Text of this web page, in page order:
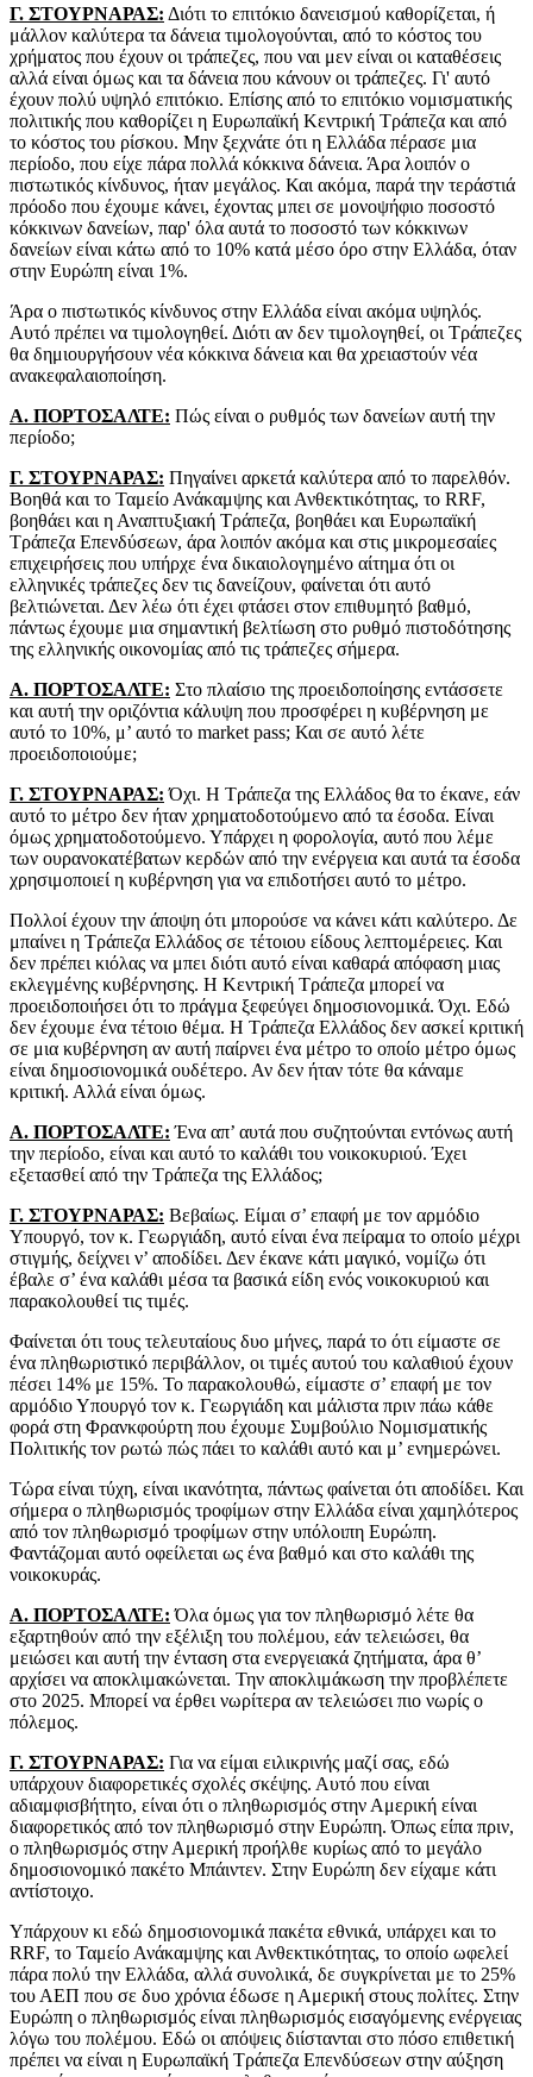
Γ. ΣΤΟΥΡΝΑΡΑΣ: Διότι το επιτόκιο δανεισμού καθορίζεται, ή
μάλλον καλύτερα τα δάνεια τιμολογούνται, από το κόστος του
χρήματος που έχουν οι τράπεζες, που ναι μεν είναι οι καταθέσεις
αλλά είναι όμως και τα δάνεια που κάνουν οι τράπεζες. Γι' αυτό
έχουν πολύ υψηλό επιτόκιο. Επίσης από το επιτόκιο νομισματικής
πολιτικής που καθορίζει η Ευρωπαϊκή Κεντρική Τράπεζα και από
το κόστος του ρίσκου. Μην ξεχνάτε ότι η Ελλάδα πέρασε μια
περίοδο, που είχε πάρα πολλά κόκκινα δάνεια. Άρα λοιπόν ο
πιστωτικός κίνδυνος, ήταν μεγάλος. Και ακόμα, παρά την τεράστιά
πρόοδο που έχουμε κάνει, έχοντας μπει σε μονοψήφιο ποσοστό
κόκκινων δανείων, παρ' όλα αυτά το ποσοστό των κόκκινων
δανείων είναι κάτω από το 10% κατά μέσο όρο στην Ελλάδα, όταν
στην Ευρώπη είναι 1%.
Άρα ο πιστωτικός κίνδυνος στην Ελλάδα είναι ακόμα υψηλός.
Αυτό πρέπει να τιμολογηθεί. Διότι αν δεν τιμολογηθεί, οι Τράπεζες
θα δημιουργήσουν νέα κόκκινα δάνεια και θα χρειαστούν νέα
ανακεφαλαιοποίηση.
Α. ΠΟΡΤΟΣΑΛΤΕ: Πώς είναι ο ρυθμός των δανείων αυτή την
περίοδο;
Γ. ΣΤΟΥΡΝΑΡΑΣ: Πηγαίνει αρκετά καλύτερα από το παρελθόν.
Βοηθά και το Ταμείο Ανάκαμψης και Ανθεκτικότητας, το RRF,
βοηθάει και η Αναπτυξιακή Τράπεζα, βοηθάει και Ευρωπαϊκή
Τράπεζα Επενδύσεων, άρα λοιπόν ακόμα και στις μικρομεσαίες
επιχειρήσεις που υπήρχε ένα δικαιολογημένο αίτημα ότι οι
ελληνικές τράπεζες δεν τις δανείζουν, φαίνεται ότι αυτό
βελτιώνεται. Δεν λέω ότι έχει φτάσει στον επιθυμητό βαθμό,
πάντως έχουμε μια σημαντική βελτίωση στο ρυθμό πιστοδότησης
της ελληνικής οικονομίας από τις τράπεζες σήμερα.
Α. ΠΟΡΤΟΣΑΛΤΕ: Στο πλαίσιο της προειδοποίησης εντάσσετε
και αυτή την οριζόντια κάλυψη που προσφέρει η κυβέρνηση με
αυτό το 10%, μ’ αυτό το market pass; Και σε αυτό λέτε
προειδοποιούμε;
Γ. ΣΤΟΥΡΝΑΡΑΣ: Όχι. Η Τράπεζα της Ελλάδος θα το έκανε, εάν
αυτό το μέτρο δεν ήταν χρηματοδοτούμενο από τα έσοδα. Είναι
όμως χρηματοδοτούμενο. Υπάρχει η φορολογία, αυτό που λέμε
των ουρανοκατέβατων κερδών από την ενέργεια και αυτά τα έσοδα
χρησιμοποιεί η κυβέρνηση για να επιδοτήσει αυτό το μέτρο.
Πολλοί έχουν την άποψη ότι μπορούσε να κάνει κάτι καλύτερο. Δε
μπαίνει η Τράπεζα Ελλάδος σε τέτοιου είδους λεπτομέρειες. Και
δεν πρέπει κιόλας να μπει διότι αυτό είναι καθαρά απόφαση μιας
εκλεγμένης κυβέρνησης. Η Κεντρική Τράπεζα μπορεί να
προειδοποιήσει ότι το πράγμα ξεφεύγει δημοσιονομικά. Όχι. Εδώ
δεν έχουμε ένα τέτοιο θέμα. Η Τράπεζα Ελλάδος δεν ασκεί κριτική
σε μια κυβέρνηση αν αυτή παίρνει ένα μέτρο το οποίο μέτρο όμως
είναι δημοσιονομικά ουδέτερο. Αν δεν ήταν τότε θα κάναμε
κριτική. Αλλά είναι όμως.
Α. ΠΟΡΤΟΣΑΛΤΕ: Ένα απ’ αυτά που συζητούνται εντόνως αυτή
την περίοδο, είναι και αυτό το καλάθι του νοικοκυριού. Έχει
εξετασθεί από την Τράπεζα της Ελλάδος;
Γ. ΣΤΟΥΡΝΑΡΑΣ: Βεβαίως. Είμαι σ’ επαφή με τον αρμόδιο
Υπουργό, τον κ. Γεωργιάδη, αυτό είναι ένα πείραμα το οποίο μέχρι
στιγμής, δείχνει ν’ αποδίδει. Δεν έκανε κάτι μαγικό, νομίζω ότι
έβαλε σ’ ένα καλάθι μέσα τα βασικά είδη ενός νοικοκυριού και
παρακολουθεί τις τιμές.
Φαίνεται ότι τους τελευταίους δυο μήνες, παρά το ότι είμαστε σε
ένα πληθωριστικό περιβάλλον, οι τιμές αυτού του καλαθιού έχουν
πέσει 14% με 15%. Το παρακολουθώ, είμαστε σ’ επαφή με τον
αρμόδιο Υπουργό τον κ. Γεωργιάδη και μάλιστα πριν πάω κάθε
φορά στη Φρανκφούρτη που έχουμε Συμβούλιο Νομισματικής
Πολιτικής τον ρωτώ πώς πάει το καλάθι αυτό και μ’ ενημερώνει.
Τώρα είναι τύχη, είναι ικανότητα, πάντως φαίνεται ότι αποδίδει. Και
σήμερα ο πληθωρισμός τροφίμων στην Ελλάδα είναι χαμηλότερος
από τον πληθωρισμό τροφίμων στην υπόλοιπη Ευρώπη.
Φαντάζομαι αυτό οφείλεται ως ένα βαθμό και στο καλάθι της
νοικοκυράς.
Α. ΠΟΡΤΟΣΑΛΤΕ: Όλα όμως για τον πληθωρισμό λέτε θα
εξαρτηθούν από την εξέλιξη του πολέμου, εάν τελειώσει, θα
μειώσει και αυτή την ένταση στα ενεργειακά ζητήματα, άρα θ’
αρχίσει να αποκλιμακώνεται. Την αποκλιμάκωση την προβλέπετε
στο 2025. Μπορεί να έρθει νωρίτερα αν τελειώσει πιο νωρίς ο
πόλεμος.
Γ. ΣΤΟΥΡΝΑΡΑΣ: Για να είμαι ειλικρινής μαζί σας, εδώ
υπάρχουν διαφορετικές σχολές σκέψης. Αυτό που είναι
αδιαμφισβήτητο, είναι ότι ο πληθωρισμός στην Αμερική είναι
διαφορετικός από τον πληθωρισμό στην Ευρώπη. Όπως είπα πριν,
ο πληθωρισμός στην Αμερική προήλθε κυρίως από το μεγάλο
δημοσιονομικό πακέτο Μπάιντεν. Στην Ευρώπη δεν είχαμε κάτι
αντίστοιχο.
Υπάρχουν κι εδώ δημοσιονομικά πακέτα εθνικά, υπάρχει και το
RRF, το Ταμείο Ανάκαμψης και Ανθεκτικότητας, το οποίο ωφελεί
πάρα πολύ την Ελλάδα, αλλά συνολικά, δε συγκρίνεται με το 25%
του ΑΕΠ που σε δυο χρόνια έδωσε η Αμερική στους πολίτες. Στην
Ευρώπη ο πληθωρισμός είναι πληθωρισμός εισαγόμενης ενέργειας
λόγω του πολέμου. Εδώ οι απόψεις διίστανται στο πόσο επιθετική
πρέπει να είναι η Ευρωπαϊκή Τράπεζα Επενδύσεων στην αύξηση